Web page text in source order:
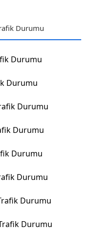
Durumu
Durumu
Durumu
Durumu
Durumu
Durumu
Durumu
Durumu
Durumu